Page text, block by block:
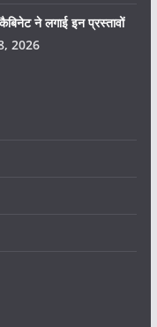
ने लगाई इन प्रस्तावों
2026